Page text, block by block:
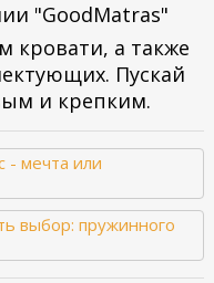
"GoodMatras"
кровати, а также
Пускай
и крепким.
мечта или
выбор: пружинного